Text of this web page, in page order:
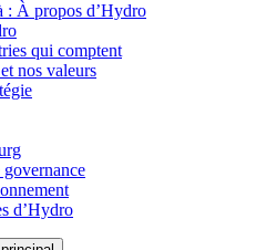
: À propos d’Hydro
qui comptent
nos valeurs
d’Hydro